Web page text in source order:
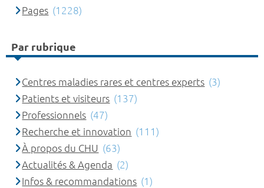
Pages (1228)
Par rubrique
Centres maladies rares et centres experts (3)
Patients et visiteurs (137)
Professionnels (47)
Recherche et innovation (111)
À propos du CHU (63)
Actualités & Agenda (2)
Infos & recommandations (1)